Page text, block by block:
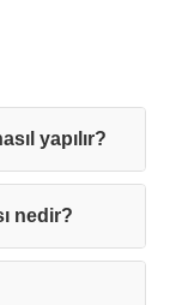
yapılır?
nedir?